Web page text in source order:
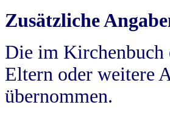
Zusätzliche
Die im Kirchenbuch
Eltern oder weitere
übernommen.